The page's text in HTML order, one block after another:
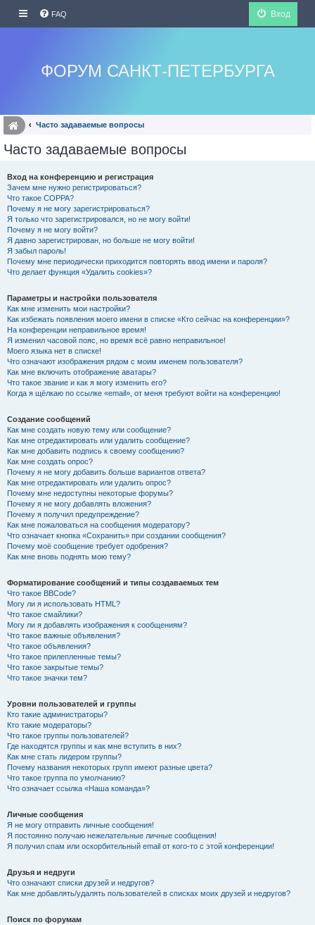
FAQ Вход
ФОРУМ САНКТ-ПЕТЕРБУРГА
Часто задаваемые вопросы
Часто задаваемые вопросы
Вход на конференцию и регистрация
Зачем мне нужно регистрироваться?
Что такое COPPA?
Почему я не могу зарегистрироваться?
Я только что зарегистрировался, но не могу войти!
Почему я не могу войти?
Я давно зарегистрирован, но больше не могу войти!
Я забыл пароль!
Почему мне периодически приходится повторять ввод имени и пароля?
Что делает функция «Удалить cookies»?
Параметры и настройки пользователя
Как мне изменить мои настройки?
Как избежать появления моего имени в списке «Кто сейчас на конференции»?
На конференции неправильное время!
Я изменил часовой пояс, но время всё равно неправильное!
Моего языка нет в списке!
Что означают изображения рядом с моим именем пользователя?
Как мне включить отображение аватары?
Что такое звание и как я могу изменить его?
Когда я щёлкаю по ссылке «email», от меня требуют войти на конференцию!
Создание сообщений
Как мне создать новую тему или сообщение?
Как мне отредактировать или удалить сообщение?
Как мне добавить подпись к своему сообщению?
Как мне создать опрос?
Почему я не могу добавить больше вариантов ответа?
Как мне отредактировать или удалить опрос?
Почему мне недоступны некоторые форумы?
Почему я не могу добавлять вложения?
Почему я получил предупреждение?
Как мне пожаловаться на сообщения модератору?
Что означает кнопка «Сохранить» при создании сообщения?
Почему моё сообщение требует одобрения?
Как мне вновь поднять мою тему?
Форматирование сообщений и типы создаваемых тем
Что такое BBCode?
Могу ли я использовать HTML?
Что такое смайлики?
Могу ли я добавлять изображения к сообщениям?
Что такое важные объявления?
Что такое объявления?
Что такое прилепленные темы?
Что такое закрытые темы?
Что такое значки тем?
Уровни пользователей и группы
Кто такие администраторы?
Кто такие модераторы?
Что такое группы пользователей?
Где находятся группы и как мне вступить в них?
Как мне стать лидером группы?
Почему названия некоторых групп имеют разные цвета?
Что такое группа по умолчанию?
Что означает ссылка «Наша команда»?
Личные сообщения
Я не могу отправить личные сообщения!
Я постоянно получаю нежелательные личные сообщения!
Я получил спам или оскорбительный email от кого-то с этой конференции!
Друзья и недруги
Что означают списки друзей и недругов?
Как мне добавлять/удалять пользователей в списках моих друзей и недругов?
Поиск по форумам